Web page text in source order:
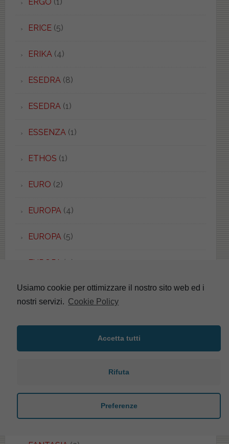
ERICE(5)
ERIKA(4)
ESEDRA(8)
ESEDRA(1)
ESSENZA(1)
ETHOS (1)
EURO (2)
EUROPA(4)
EUROPA(5)
EUROPA (4)
EUROPA DUO(2)
FACIS/GSI(53)
FALERI(40)
Usiamo cookie per ottimizzare il nostro sito web ed i
nostri servizi. Cookie Policy
Accetta tutti
Rifuta
Preferenze